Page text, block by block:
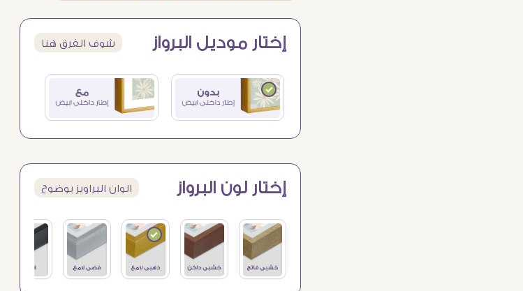
إختار موديل البرواز شوف الفرق هنا
إختار لون البرواز الوان البراويز بوضوح